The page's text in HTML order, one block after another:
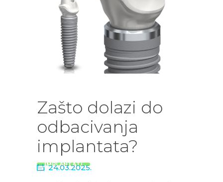
BLOG
KONTAKT
Zašto dolazi do
odbacivanja
implantata?
IMPLANTATI
24.03.2025.